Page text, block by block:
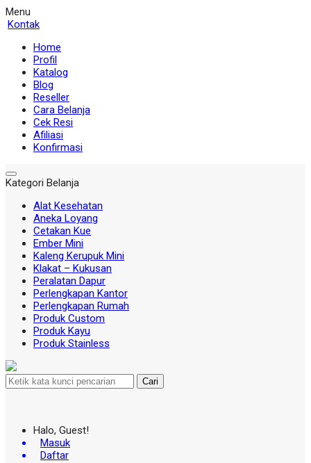
Menu
Kontak
Home
Profil
Katalog
Blog
Reseller
Cara Belanja
Cek Resi
Afiliasi
Konfirmasi
Kategori Belanja
Alat Kesehatan
Aneka Loyang
Cetakan Kue
Ember Mini
Kaleng Kerupuk Mini
Klakat – Kukusan
Peralatan Dapur
Perlengkapan Kantor
Perlengkapan Rumah
Produk Custom
Produk Kayu
Produk Stainless
Cari
Halo, Guest!
Masuk
Daftar